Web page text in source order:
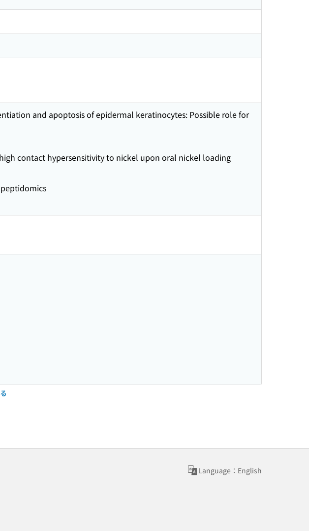
and apoptosis of epidermal keratinocytes: Possible role for
contact hypersensitivity to nickel upon oral nickel loading
Language：English